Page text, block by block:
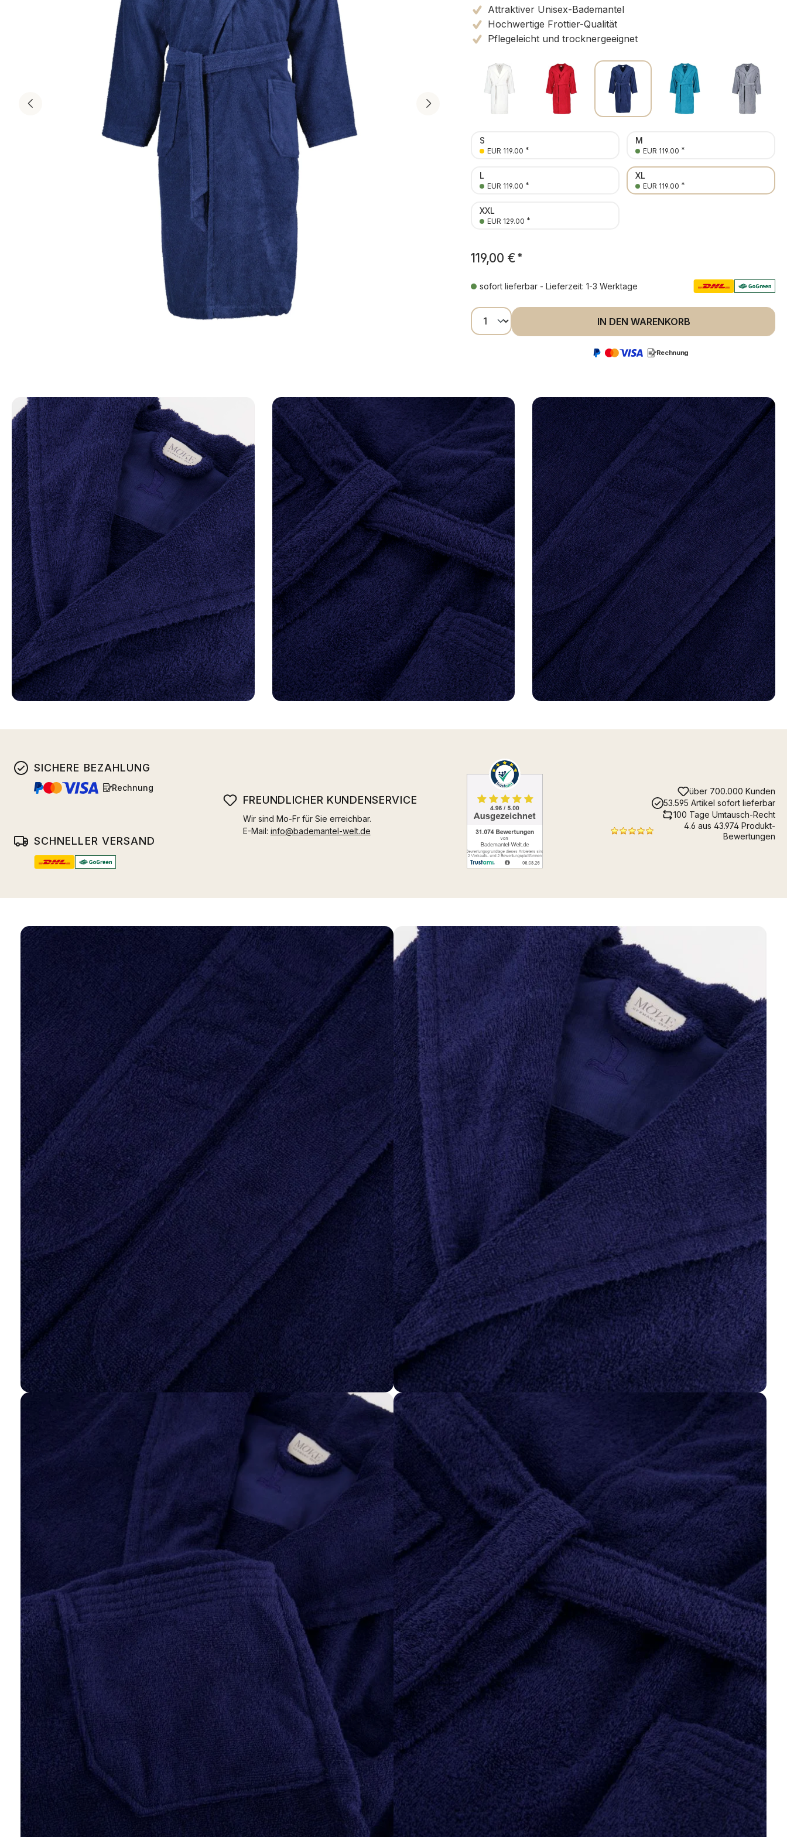
Attraktiver Unisex-Bademantel
Hochwertige Frottier-Qualität
Pflegeleicht und trocknergeeignet
S
EUR 119.00 *
M
EUR 119.00 *
L
EUR 119.00 *
XL
EUR 119.00 *
XXL
EUR 129.00 *
119,00 € *
sofort lieferbar - Lieferzeit: 1-3 Werktage
Produkt Anzahl: Gib den gewünschten Wert
IN DEN WARENKORB
Rechnung
SICHERE BEZAHLUNG
Rechnung
SCHNELLER VERSAND
FREUNDLICHER KUNDENSERVICE
Wir sind Mo-Fr für Sie erreichbar.
E-Mail: info@bademantel-welt.de
über 700.000 Kunden
53.595 Artikel sofort lieferbar
100 Tage Umtausch-Recht
4.6 aus 43.974 Produkt-
Bewertungen